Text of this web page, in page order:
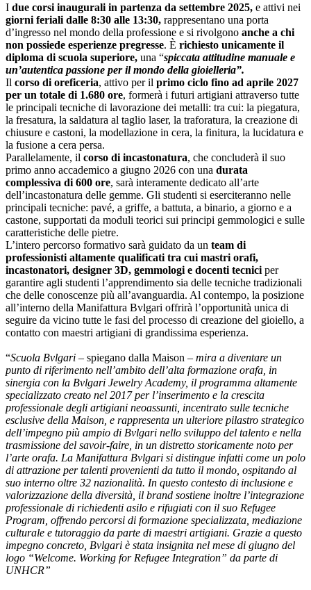
I due corsi inaugurali in partenza da settembre 2025, e attivi nei
giorni feriali dalle 8:30 alle 13:30, rappresentano una porta
d’ingresso nel mondo della professione e si rivolgono anche a chi
non possiede esperienze pregresse. È richiesto unicamente il
diploma di scuola superiore, una “spiccata attitudine manuale e
un’autentica passione per il mondo della gioielleria”.
Il corso di oreficeria, attivo per il primo ciclo fino ad aprile 2027
per un totale di 1.680 ore, formerà i futuri artigiani attraverso tutte
le principali tecniche di lavorazione dei metalli: tra cui: la piegatura,
la fresatura, la saldatura al taglio laser, la traforatura, la creazione di
chiusure e castoni, la modellazione in cera, la finitura, la lucidatura e
la fusione a cera persa.
Parallelamente, il corso di incastonatura, che concluderà il suo
primo anno accademico a giugno 2026 con una durata
complessiva di 600 ore, sarà interamente dedicato all’arte
dell’incastonatura delle gemme. Gli studenti si eserciteranno nelle
principali tecniche: pavé, a griffe, a battuta, a binario, a giorno e a
castone, supportati da moduli teorici sui principi gemmologici e sulle
caratteristiche delle pietre.
L’intero percorso formativo sarà guidato da un team di
professionisti altamente qualificati tra cui mastri orafi,
incastonatori, designer 3D, gemmologi e docenti tecnici per
garantire agli studenti l’apprendimento sia delle tecniche tradizionali
che delle conoscenze più all’avanguardia. Al contempo, la posizione
all’interno della Manifattura Bvlgari offrirà l’opportunità unica di
seguire da vicino tutte le fasi del processo di creazione del gioiello, a
contatto con maestri artigiani di grandissima esperienza.
“Scuola Bvlgari – spiegano dalla Maison – mira a diventare un
punto di riferimento nell’ambito dell’alta formazione orafa, in
sinergia con la Bvlgari Jewelry Academy, il programma altamente
specializzato creato nel 2017 per l’inserimento e la crescita
professionale degli artigiani neoassunti, incentrato sulle tecniche
esclusive della Maison, e rappresenta un ulteriore pilastro strategico
dell’impegno più ampio di Bvlgari nello sviluppo del talento e nella
trasmissione del savoir-faire, in un distretto storicamente noto per
l’arte orafa. La Manifattura Bvlgari si distingue infatti come un polo
di attrazione per talenti provenienti da tutto il mondo, ospitando al
suo interno oltre 32 nazionalità. In questo contesto di inclusione e
valorizzazione della diversità, il brand sostiene inoltre l’integrazione
professionale di richiedenti asilo e rifugiati con il suo Refugee
Program, offrendo percorsi di formazione specializzata, mediazione
culturale e tutoraggio da parte di maestri artigiani. Grazie a questo
impegno concreto, Bvlgari è stata insignita nel mese di giugno del
logo “Welcome. Working for Refugee Integration” da parte di
UNHCR”